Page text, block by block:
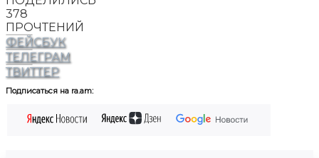
378
ПРОЧТЕНИЙ
ФЕЙСБУК
ТЕЛЕГРАМ
ТВИТТЕР
Подписаться на ra.am: